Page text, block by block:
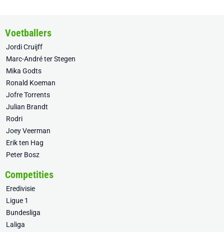
Voetballers
Jordi Cruijff
Marc-André ter Stegen
Mika Godts
Ronald Koeman
Jofre Torrents
Julian Brandt
Rodri
Joey Veerman
Erik ten Hag
Peter Bosz
Competities
Eredivisie
Ligue 1
Bundesliga
Laliga